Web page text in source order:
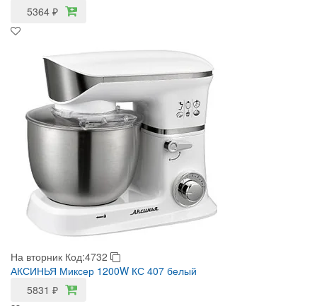
5364 ₽
На вторник Код:4732
АКСИНЬЯ Миксер 1200W КС 407 белый
5831 ₽